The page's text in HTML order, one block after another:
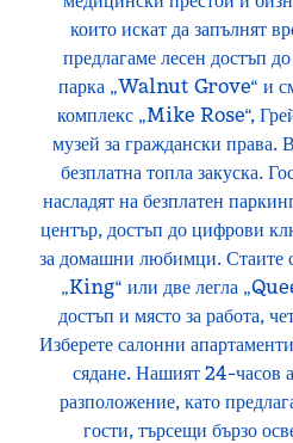
които искат да запълнят
предлагаме лесен достъп
парка „Walnut Grove“ и
комплекс „Mike Rose“,
музей за граждански права.
безплатна топла закуска.
насладят на безплатен
център, достъп до цифрови
за домашни любимци. Стаите
„King“ или две легла
достъп и място за работа,
Изберете салонни
сядане. Нашият 24-часов
разположение, като
гости, търсещи бързо